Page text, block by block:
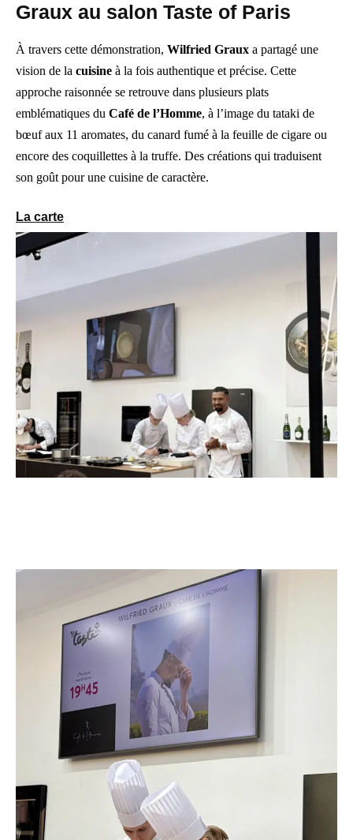
Graux au salon Taste of Paris
À travers cette démonstration, Wilfried Graux a partagé une
vision de la cuisine à la fois authentique et précise. Cette
approche raisonnée se retrouve dans plusieurs plats
emblématiques du Café de l’Homme, à l’image du tataki de
bœuf aux 11 aromates, du canard fumé à la feuille de cigare ou
encore des coquillettes à la truffe. Des créations qui traduisent
son goût pour une cuisine de caractère.
La carte